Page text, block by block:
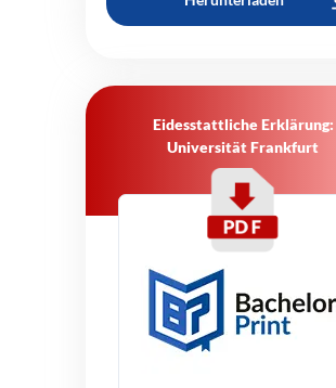
Eidesstattliche Erklärung:
Universität Frankfurt